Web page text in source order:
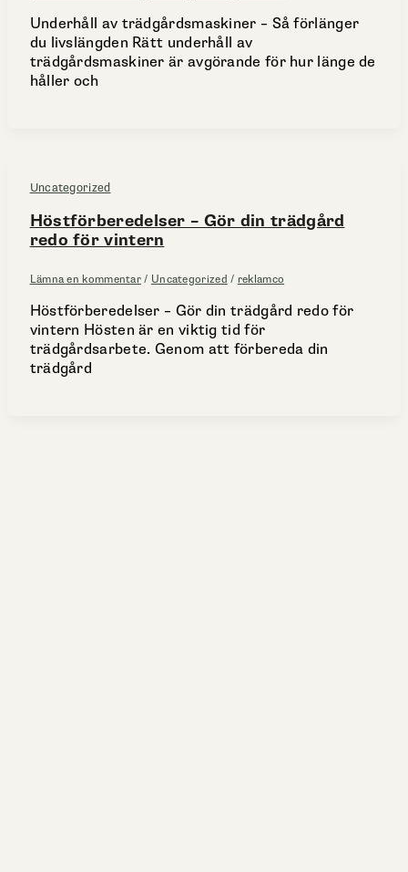
Underhåll av trädgårdsmaskiner – Så förlänger
du livslängden Rätt underhåll av
trädgårdsmaskiner är avgörande för hur länge de
håller och
Uncategorized
Höstförberedelser – Gör din trädgård
redo för vintern
Lämna en kommentar / Uncategorized / reklamco
Höstförberedelser – Gör din trädgård redo för
vintern Hösten är en viktig tid för
trädgårdsarbete. Genom att förbereda din
trädgård